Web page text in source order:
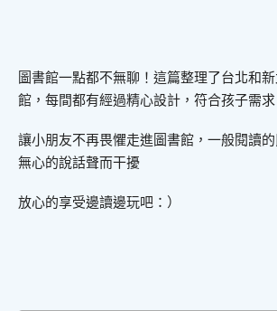
圖書館一點都不無聊！這篇整理了台北和
館，每間都有經過精心設計，符合孩子需求
讓小朋友不再畏懼走進圖書館，一般閱讀
無心的說話聲而干擾
放心的享受邊讀邊玩吧：）